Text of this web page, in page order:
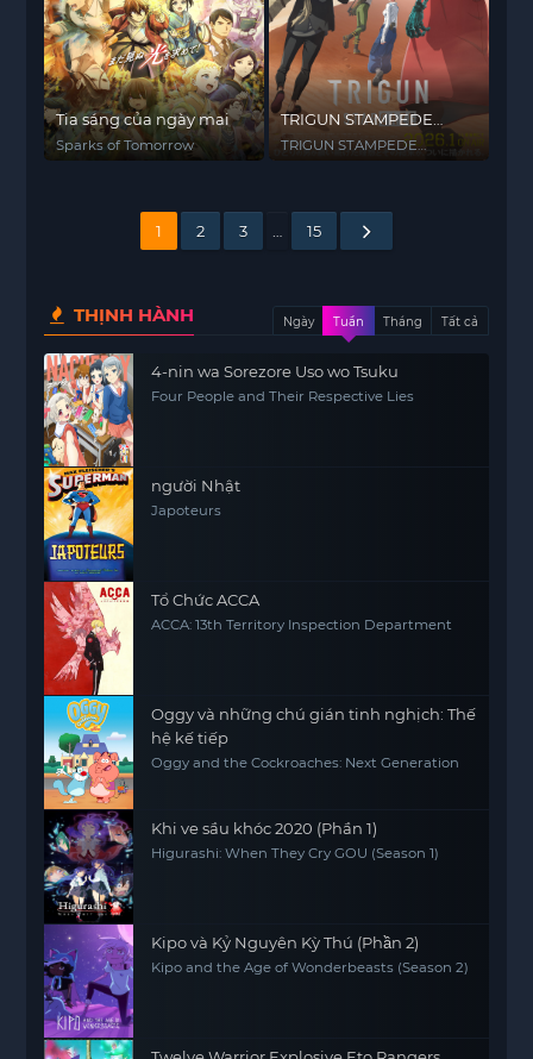
Tia sáng của ngày mai
Sparks of Tomorrow
TRIGUN STAMPEDE
(Phần 2) Stargaze
TRIGUN STAMPEDE
1 2 3 15
THỊNH HÀNH Ngày Tuần Tháng Tất cả
4-nin wa Sorezore Uso wo Tsuku
Four People and Their Respective Lies
người Nhật
Japoteurs
Tổ Chức ACCA
ACCA: 13th Territory Inspection Department
Oggy và những chú gián tinh nghịch: Thế
hệ kế tiếp
Oggy and the Cockroaches: Next Generation
Khi ve sầu khóc 2020 (Phần 1)
Higurashi: When They Cry GOU (Season 1)
Kipo và Kỷ Nguyên Kỳ Thú (Phần 2)
Kipo and the Age of Wonderbeasts (Season 2)